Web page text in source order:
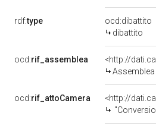
rdf:type
ocd:dibattito
dibattito
ocd:rif_assemblea
<http://
Assemblea
ocd:rif_attoCamera
<http://
"Conversione in legge del